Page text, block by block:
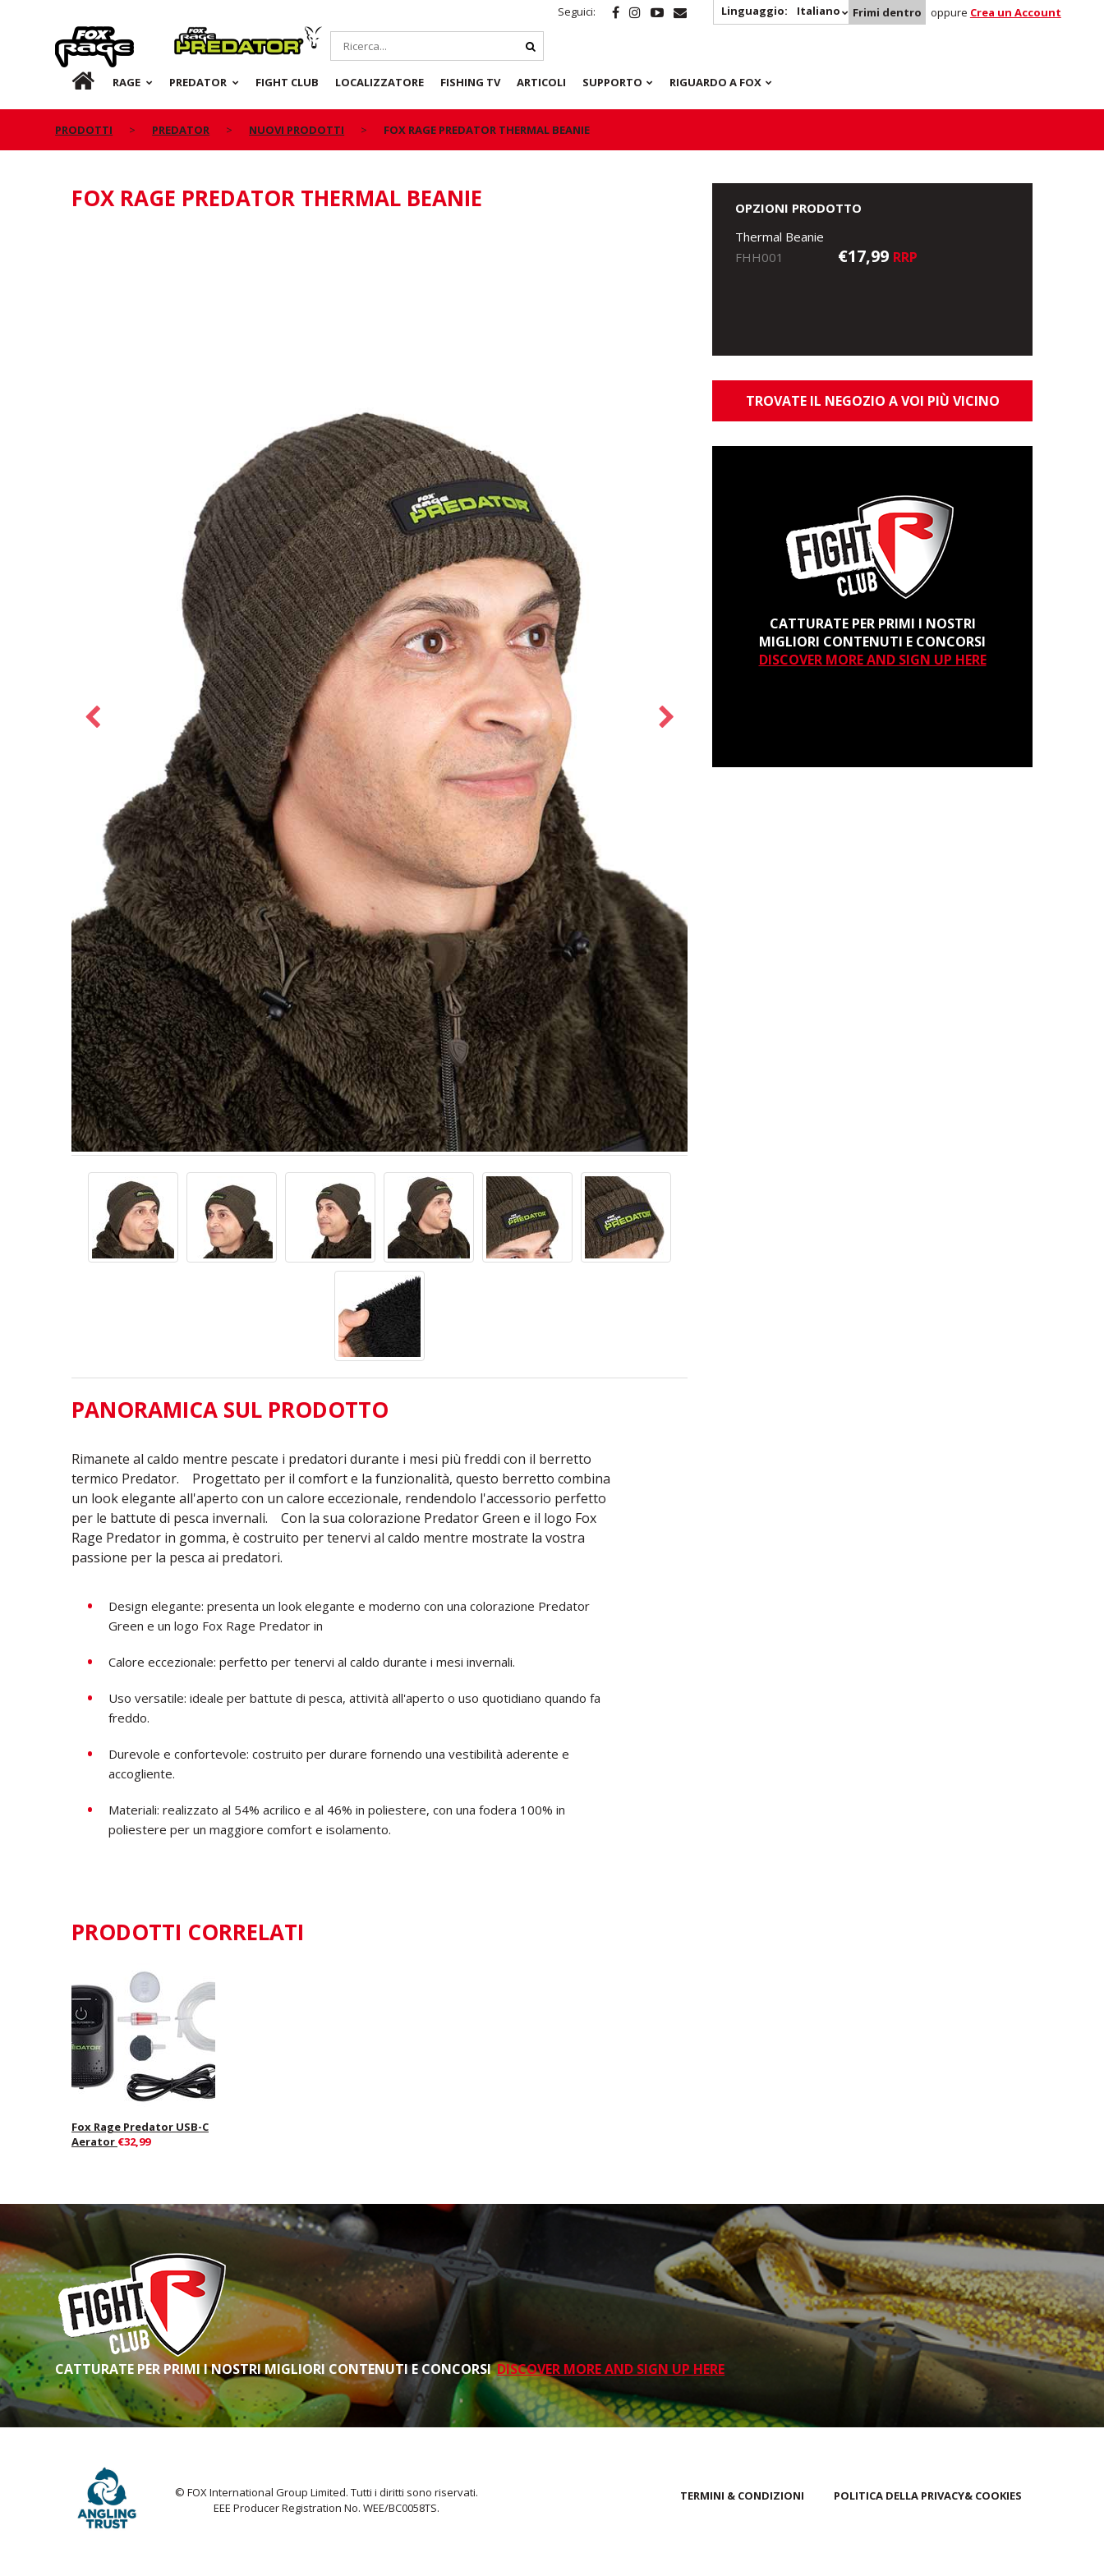
Seguici: Linguaggio: Italiano Frimi dentro oppure Crea un Account
Rage Predator
IT RAGE PREDATOR FIGHT CLUB LOCALIZZATORE FISHING TV ARTICOLI SUPPORTO RIGUARDO A FOX
PRODOTTI PREDATOR NUOVI PRODOTTI FOX RAGE PREDATOR THERMAL BEANIE
FOX RAGE PREDATOR THERMAL BEANIE
PANORAMICA SUL PRODOTTO
Rimanete al caldo mentre pescate i predatori durante i mesi più freddi con il berretto
termico Predator. Progettato per il comfort e la funzionalità, questo berretto combina
un look elegante all'aperto con un calore eccezionale, rendendolo l'accessorio perfetto
per le battute di pesca invernali. Con la sua colorazione Predator Green e il logo Fox
Rage Predator in gomma, è costruito per tenervi al caldo mentre mostrate la vostra
passione per la pesca ai predatori.
Design elegante: presenta un look elegante e moderno con una colorazione Predator
Green e un logo Fox Rage Predator in
Calore eccezionale: perfetto per tenervi al caldo durante i mesi invernali.
Uso versatile: ideale per battute di pesca, attività all'aperto o uso quotidiano quando fa
freddo.
Durevole e confortevole: costruito per durare fornendo una vestibilità aderente e
accogliente.
Materiali: realizzato al 54% acrilico e al 46% in poliestere, con una fodera 100% in
poliestere per un maggiore comfort e isolamento.
OPZIONI PRODOTTO
Thermal Beanie
FHH001
€17,99 RRP
TROVATE IL NEGOZIO A VOI PIÙ VICINO
CATTURATE PER PRIMI I NOSTRI
MIGLIORI CONTENUTI E CONCORSI
DISCOVER MORE AND SIGN UP HERE
PRODOTTI CORRELATI
Fox Rage Predator USB-C
Aerator €32,99
CATTURATE PER PRIMI I NOSTRI MIGLIORI CONTENUTI E CONCORSIDISCOVER MORE AND SIGN UP HERE
© FOX International Group Limited. Tutti i diritti sono riservati.
EEE Producer Registration No. WEE/BC0058TS.
TERMINI & CONDIZIONI POLITICA DELLA PRIVACY& COOKIES